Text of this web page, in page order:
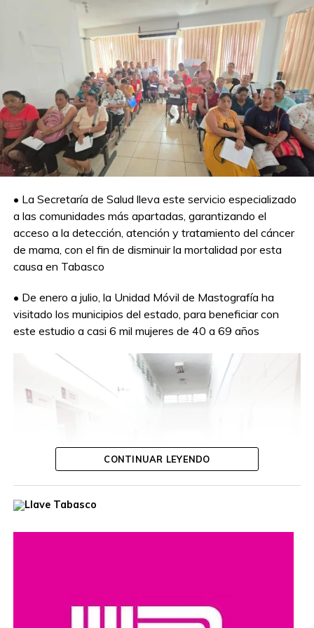
Destacan papel de las mujeres cacaoteras en
conferencia de la Feria Comalcalco 2026
Capacitan a servidores públicos de Centro
en protección a la niñez durante
emergencias
• La Secretaría de Salud lleva este servicio especializado
a las comunidades más apartadas, garantizando el
acceso a la detección, atención y tratamiento del cáncer
de mama, con el fin de disminuir la mortalidad por esta
causa en Tabasco
• De enero a julio, la Unidad Móvil de Mastografía ha
visitado los municipios del estado, para beneficiar con
este estudio a casi 6 mil mujeres de 40 a 69 años
CONTINUAR LEYENDO